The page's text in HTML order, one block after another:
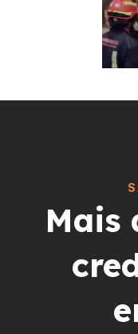
Mais